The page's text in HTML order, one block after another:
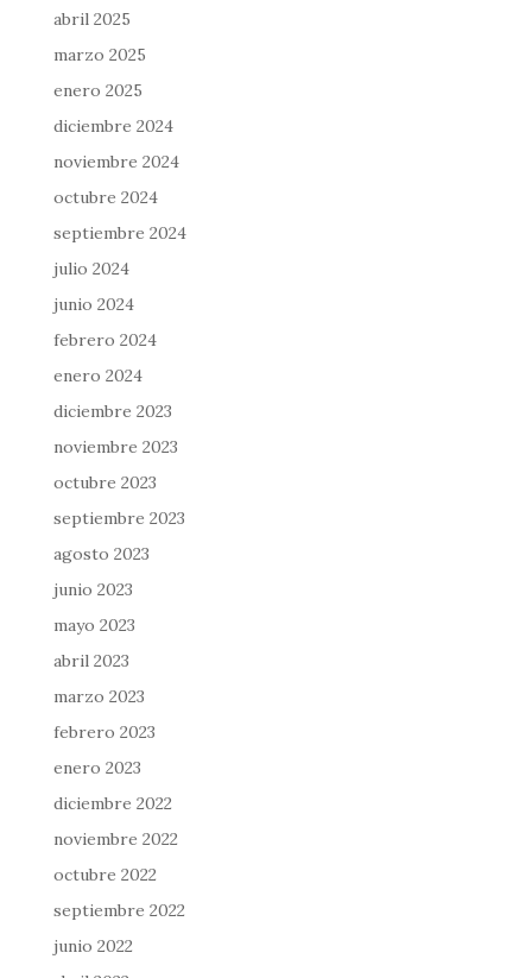
abril 2025
marzo 2025
enero 2025
diciembre 2024
noviembre 2024
octubre 2024
septiembre 2024
julio 2024
junio 2024
febrero 2024
enero 2024
diciembre 2023
noviembre 2023
octubre 2023
septiembre 2023
agosto 2023
junio 2023
mayo 2023
abril 2023
marzo 2023
febrero 2023
enero 2023
diciembre 2022
noviembre 2022
octubre 2022
septiembre 2022
junio 2022